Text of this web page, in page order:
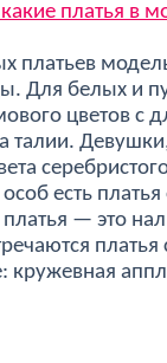
платья в
платьев
Для белых и
цветов
Девушки,
есть
— это